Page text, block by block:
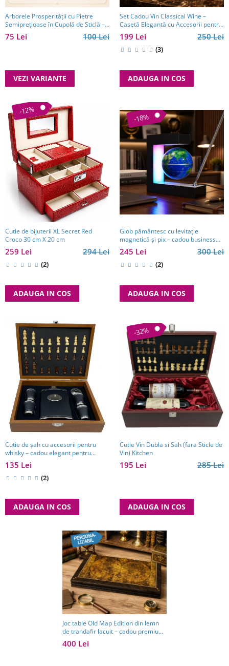
Arborele Prosperității cu Pietre
Semiprețioase în Cupolă de Sticlă –
14 cm
100 Lei
75 Lei
VEZI VARIANTE
Set Cadou Vin Classical Wine –
Casetă Elegantă cu Accesorii pentru
Vin
250 Lei
199 Lei
(3)
ADAUGA IN COS
-12%
Cutie de bijuterii XL Secret Red
Croco 30 cm X 20 cm
294 Lei
259 Lei
(2)
ADAUGA IN COS
-18%
Glob pământesc cu levitație
magnetică și pix – cadou business
pentru bărbați pasionați de
tehnologie și călătorii
300 Lei
245 Lei
(2)
ADAUGA IN COS
Cutie de șah cu accesorii pentru
whisky – cadou elegant pentru
bărbați pasionați de strategie. TOP
10 Cadouri Barbati
135 Lei
(2)
ADAUGA IN COS
-32%
Cutie Vin Dubla si Sah (fara Sticle de
Vin) Kitchen
285 Lei
195 Lei
ADAUGA IN COS
Joc table Old Map Edition din lemn
de trandafir lacuit – cadou premium
pentru bărbați pasionați de jocuri
clasice
400 Lei